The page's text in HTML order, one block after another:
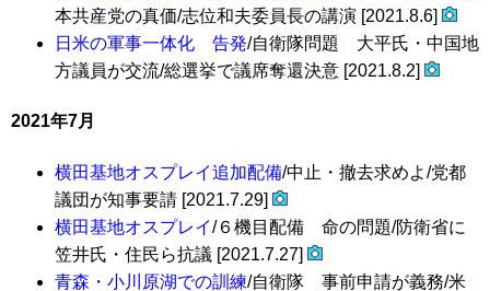
本共産党の真価/志位和夫委員長の講演 [2021.8.6]
日米の軍事一体化 告発/自衛隊問題 大平氏・中国地
方議員が交流/総選挙で議席奪還決意 [2021.8.2]
2021年7月
横田基地オスプレイ追加配備/中止・撤去求めよ/党都
議団が知事要請 [2021.7.29]
横田基地オスプレイ/６機目配備 命の問題/防衛省に
笠井氏・住民ら抗議 [2021.7.27]
青森・小川原湖での訓練/自衛隊 事前申請が義務/米